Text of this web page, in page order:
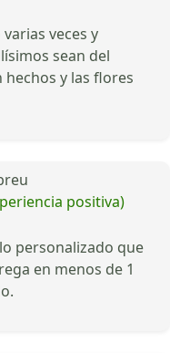
veces y
sean del
y las flores
positiva)
personalizado que
en menos de 1